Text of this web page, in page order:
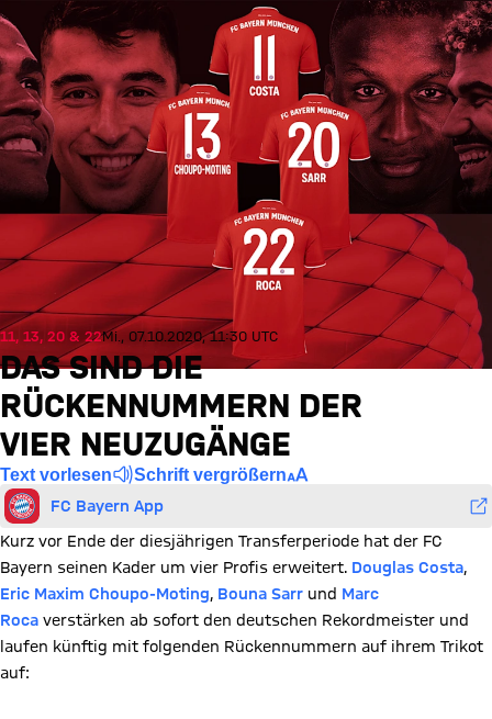
11, 13, 20 & 22Mi., 07.10.2020, 11:30 UTC
DAS SIND DIE
RÜCKENNUMMERN DER
VIER NEUZUGÄNGE
Text vorlesen Schrift vergrößern
FC Bayern App
Kurz vor Ende der diesjährigen Transferperiode hat der FC
Bayern seinen Kader um vier Profis erweitert. Douglas Costa,
Eric Maxim Choupo-Moting, Bouna Sarr und Marc
Roca verstärken ab sofort den deutschen Rekordmeister und
laufen künftig mit folgenden Rückennummern auf ihrem Trikot
auf: